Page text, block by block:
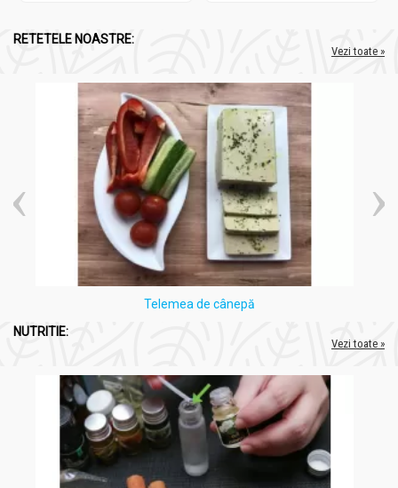
RETETELE NOASTRE:
Vezi toate »
Telemea de cânepă
NUTRITIE:
Vezi toate »